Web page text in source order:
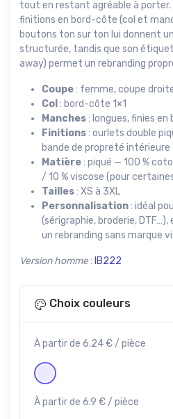
tout en restant agréable à porter.
finitions en bord-côte (col et
boutons ton sur ton lui donnent
structurée, tandis que son
away) permet un rebranding
Coupe: femme, coupe
Col : bord-côte 1×1
Manches: longues, finies
Finitions: ourlets double
bande de propreté intérieure
Matière: piqué — 100 %
/ 10 % viscose (pour
Tailles: XS à 3XL
Personnalisation: idéal
(sérigraphie, broderie,
un rebranding sans marque
Version homme: IB222
Choix couleurs
À partir de 6.24 € / pièce
À partir de 6.9 € / pièce